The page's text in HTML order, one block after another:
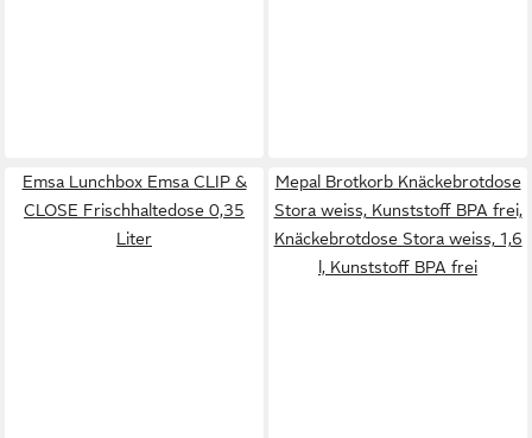
Emsa Lunchbox Emsa CLIP &
CLOSE Frischhaltedose 0,35
Liter
Mepal Brotkorb Knäckebrotdose
Stora weiss, Kunststoff BPA frei,
Knäckebrotdose Stora weiss, 1,6
l, Kunststoff BPA frei